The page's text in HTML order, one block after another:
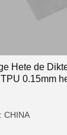
Hete de
0.15mm
CHINA